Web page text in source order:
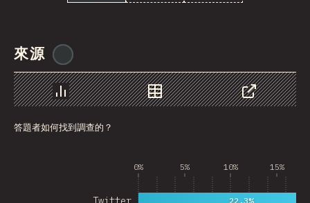
Togo
Suriname
Tanzania
來源
圖表 資料
分享
答題者如何找到調查的？
0% 5% 10% 15%
22.3%